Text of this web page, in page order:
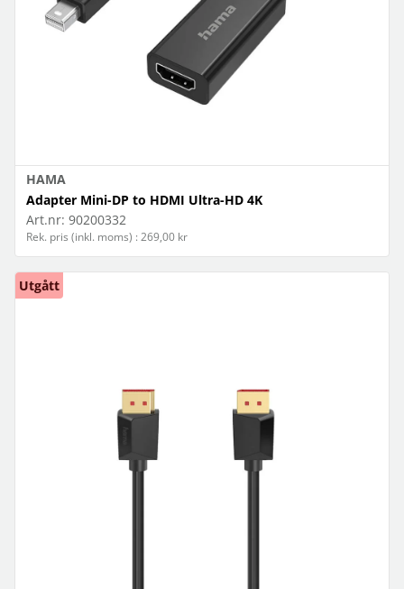
HAMA
Adapter Mini-DP to HDMI Ultra-HD 4K
Art.nr: 90200332
Rek. pris (inkl. moms) : 269,00 kr
Utgått